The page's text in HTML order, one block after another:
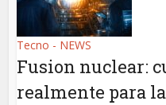
Tecno - NEWS
Fusion nuclear:
realmente para